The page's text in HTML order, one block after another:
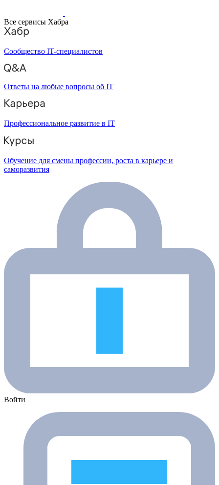
Все сервисы Хабра
Сообщество IT-специалистов
Ответы на любые вопросы об IT
Профессиональное развитие в IT
Обучение для смены профессии, роста в карьере и
саморазвития
Войти